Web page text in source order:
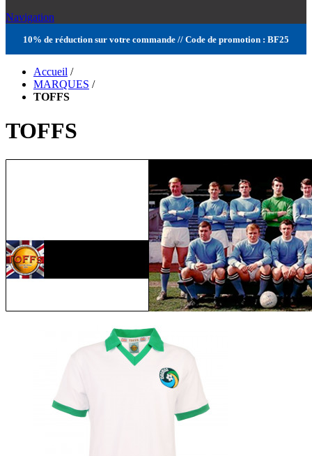
Navigation
10% de réduction sur votre commande // Code de promotion : BF25
Accueil /
MARQUES /
TOFFS
TOFFS